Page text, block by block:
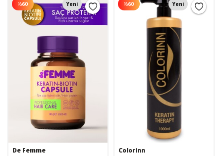
%60 Yeni
De Femme
%60 Yeni
Colorinn